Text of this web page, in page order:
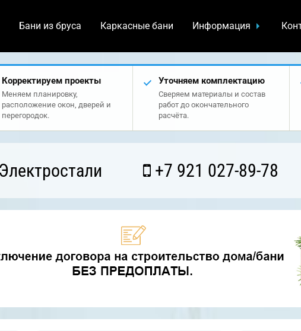
Бани из бруса Каркасные бани Информация
Корректируем проекты
Меняем планировку,
расположение окон, дверей и
перегородок.
Уточняем комплектацию
Сверяем материалы и состав
работ до окончательного
расчёта.
+7 921 027-89-78